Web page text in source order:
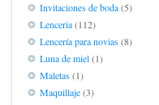
Invitaciones de boda(5)
Lenceria(112)
Lencería para novias(8)
Luna de miel(1)
Maletas(1)
Maquillaje(3)